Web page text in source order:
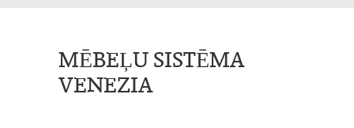
MĒBEĻU SISTĒMA
VENEZIA